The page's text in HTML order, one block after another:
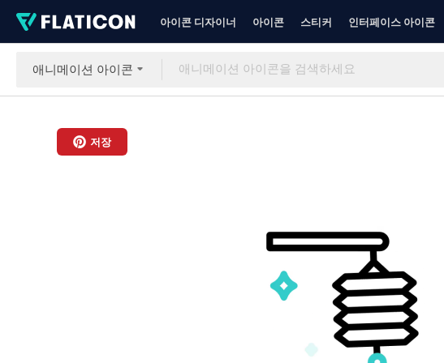
아이콘 디자이너 아이콘 스티커 인터페이스 아이콘
애니메이션 아이콘
저장